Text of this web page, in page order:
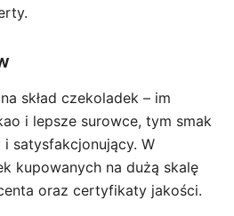
skład czekoladek – im
i lepsze surowce, tym smak
satysfakcjonujący. W
kupowanych na dużą skalę
oraz certyfikaty jakości.